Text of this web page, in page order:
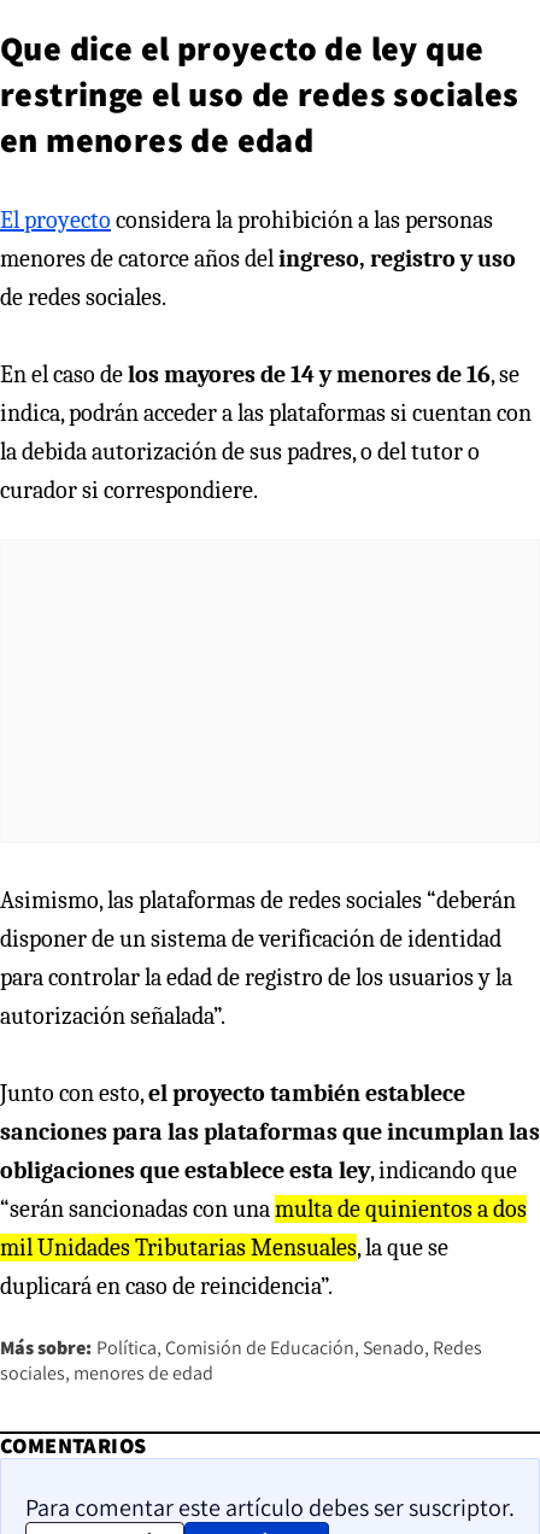
Que dice el proyecto de ley que
restringe el uso de redes sociales
en menores de edad
El proyecto considera la prohibición a las personas
menores de catorce años delingreso, registro y uso
de redes sociales.
En el caso delos mayores de 14 y menores de 16, se
indica, podrán acceder a las plataformas si cuentan con
la debida autorización de sus padres, o del tutor o
curador si correspondiere.
Asimismo, las plataformas de redes sociales “deberán
disponer de un sistema de verificación de identidad
para controlar la edad de registro de los usuarios y la
autorización señalada”.
Junto con esto,el proyecto también establece
sanciones para las plataformas que incumplan las
obligaciones que establece esta ley, indicando que
“serán sancionadas con unamulta de quinientos a dos
mil Unidades Tributarias Mensuales, la que se
duplicará en caso de reincidencia”.
Más sobre: Política Comisión de Educación Senado Redes
sociales menores de edad
COMENTARIOS
Para comentar este artículo debes ser suscriptor.